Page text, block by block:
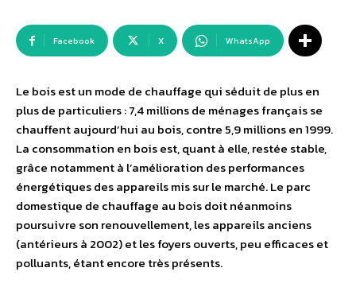
Facebook X WhatsApp
Le bois est un mode de chauffage qui séduit de plus en
plus de particuliers : 7,4 millions de ménages français se
chauffent aujourd’hui au bois, contre 5,9 millions en 1999.
La consommation en bois est, quant à elle, restée stable,
grâce notamment à l’amélioration des performances
énergétiques des appareils mis sur le marché. Le parc
domestique de chauffage au bois doit néanmoins
poursuivre son renouvellement, les appareils anciens
(antérieurs à 2002) et les foyers ouverts, peu efficaces et
polluants, étant encore très présents.